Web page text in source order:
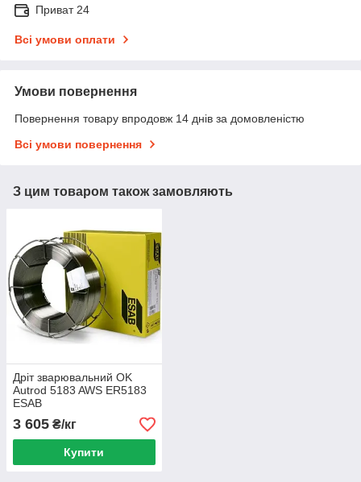
Приват 24
Всі умови оплати
Умови повернення
Повернення товару впродовж 14 днів за домовленістю
Всі умови повернення
З цим товаром також замовляють
Дріт зварювальний OK
Autrod 5183 AWS ER5183
ESAB
3 605 ₴/кг
Купити